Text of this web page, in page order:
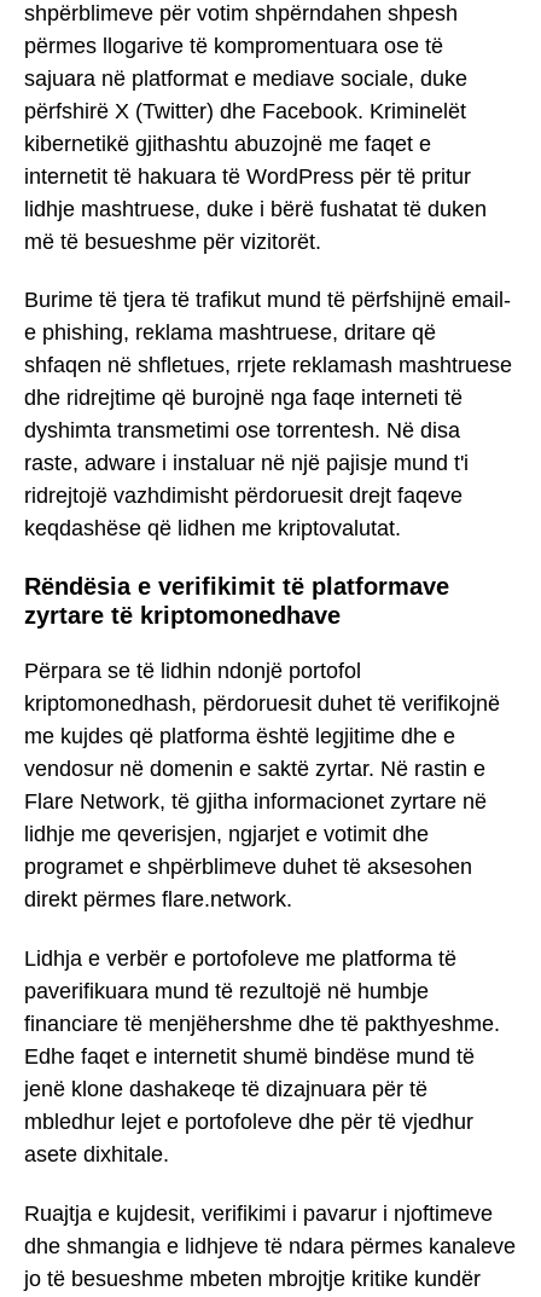
shpërblimeve për votim shpërndahen shpesh
përmes llogarive të kompromentuara ose të
sajuara në platformat e mediave sociale, duke
përfshirë X (Twitter) dhe Facebook. Kriminelët
kibernetikë gjithashtu abuzojnë me faqet e
internetit të hakuara të WordPress për të pritur
lidhje mashtruese, duke i bërë fushatat të duken
më të besueshme për vizitorët.
Burime të tjera të trafikut mund të përfshijnë email-
e phishing, reklama mashtruese, dritare që
shfaqen në shfletues, rrjete reklamash mashtruese
dhe ridrejtime që burojnë nga faqe interneti të
dyshimta transmetimi ose torrentesh. Në disa
raste, adware i instaluar në një pajisje mund t'i
ridrejtojë vazhdimisht përdoruesit drejt faqeve
keqdashëse që lidhen me kriptovalutat.
Rëndësia e verifikimit të platformave
zyrtare të kriptomonedhave
Përpara se të lidhin ndonjë portofol
kriptomonedhash, përdoruesit duhet të verifikojnë
me kujdes që platforma është legjitime dhe e
vendosur në domenin e saktë zyrtar. Në rastin e
Flare Network, të gjitha informacionet zyrtare në
lidhje me qeverisjen, ngjarjet e votimit dhe
programet e shpërblimeve duhet të aksesohen
direkt përmes flare.network.
Lidhja e verbër e portofoleve me platforma të
paverifikuara mund të rezultojë në humbje
financiare të menjëhershme dhe të pakthyeshme.
Edhe faqet e internetit shumë bindëse mund të
jenë klone dashakeqe të dizajnuara për të
mbledhur lejet e portofoleve dhe për të vjedhur
asete dixhitale.
Ruajtja e kujdesit, verifikimi i pavarur i njoftimeve
dhe shmangia e lidhjeve të ndara përmes kanaleve
jo të besueshme mbeten mbrojtje kritike kundër